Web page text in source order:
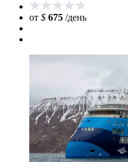
от $ 675 /день